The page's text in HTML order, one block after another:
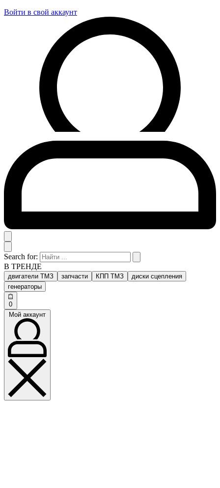
Войти в свой аккаунт
Search for:
В ТРЕНДЕ
двигатели ТМЗ запчасти КПП ТМЗ
диски сцепления
генераторы
0
Мой аккаунт